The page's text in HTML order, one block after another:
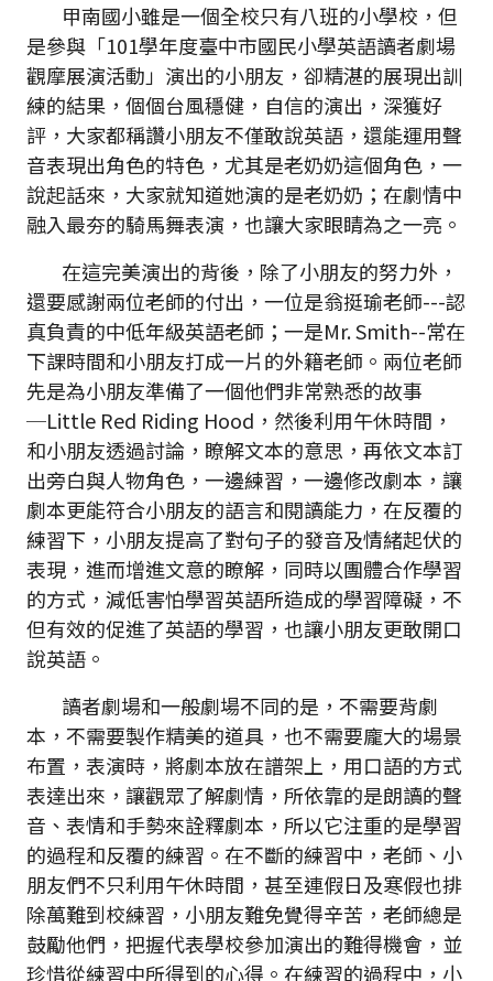
甲南國小雖是一個全校只有八班的小學校，但
是參與「101學年度臺中市國民小學英語讀者劇場
觀摩展演活動」演出的小朋友，卻精湛的展現出訓
練的結果，個個台風穩健，自信的演出，深獲好
評，大家都稱讚小朋友不僅敢說英語，還能運用聲
音表現出角色的特色，尤其是老奶奶這個角色，一
說起話來，大家就知道她演的是老奶奶；在劇情中
融入最夯的騎馬舞表演，也讓大家眼睛為之一亮。
在這完美演出的背後，除了小朋友的努力外，
還要感謝兩位老師的付出，一位是翁挺瑜老師---認
真負責的中低年級英語老師；一是Mr. Smith--常在
下課時間和小朋友打成一片的外籍老師。兩位老師
先是為小朋友準備了一個他們非常熟悉的故事
─Little Red Riding Hood，然後利用午休時間，
和小朋友透過討論，瞭解文本的意思，再依文本訂
出旁白與人物角色，一邊練習，一邊修改劇本，讓
劇本更能符合小朋友的語言和閱讀能力，在反覆的
練習下，小朋友提高了對句子的發音及情緒起伏的
表現，進而增進文意的瞭解，同時以團體合作學習
的方式，減低害怕學習英語所造成的學習障礙，不
但有效的促進了英語的學習，也讓小朋友更敢開口
說英語。
讀者劇場和一般劇場不同的是，不需要背劇
本，不需要製作精美的道具，也不需要龐大的場景
布置，表演時，將劇本放在譜架上，用口語的方式
表達出來，讓觀眾了解劇情，所依靠的是朗讀的聲
音、表情和手勢來詮釋劇本，所以它注重的是學習
的過程和反覆的練習。在不斷的練習中，老師、小
朋友們不只利用午休時間，甚至連假日及寒假也排
除萬難到校練習，小朋友難免覺得辛苦，老師總是
鼓勵他們，把握代表學校參加演出的難得機會，並
珍惜從練習中所得到的心得。在練習的過程中，小